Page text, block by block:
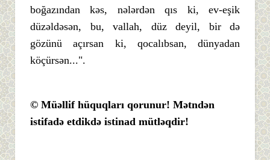
boğazından kəs, nələrdən qıs ki, ev-eşik
düzəldəsən, bu, vallah, düz deyil, bir də
gözünü açırsan ki, qocalıbsan, dünyadan
köçürsən...".
© Müəllif hüquqları qorunur! Mətndən
istifadə etdikdə istinad mütləqdir!